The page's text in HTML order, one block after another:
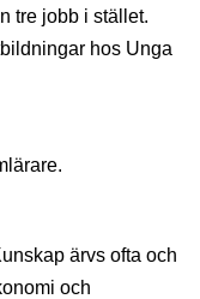
tre jobb i stället.
hos Unga
ärvs ofta och
och